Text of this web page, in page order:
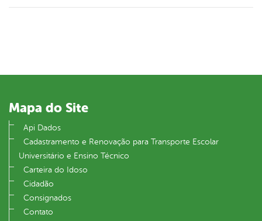
Mapa do Site
Api Dados
Cadastramento e Renovação para Transporte Escolar
Universitário e Ensino Técnico
Carteira do Idoso
Cidadão
Consignados
Contato